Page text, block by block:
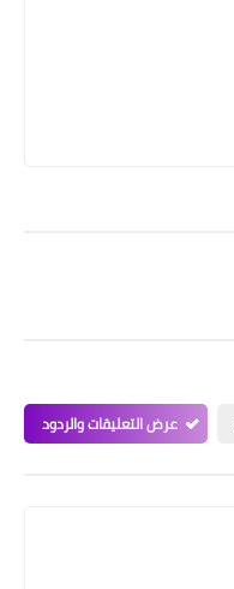
عرض التعليقات والردود